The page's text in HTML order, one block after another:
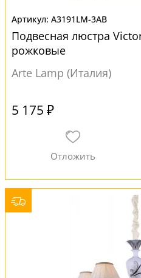
A3191LM-3AB
Подвесная люстра
рожковые
Arte Lamp (Италия)
5 175 ₽